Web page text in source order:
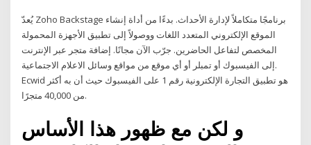
يُعدّ Zoho Backstage برنامجًا متكاملاً لإدارة الأحداث. بدءًا من أداة إنشاء
الموقع الإلكتروني المتعدد اللغات ووصولاً إلى تطبيق الأجهزة المحمولة
المخصص لتفاعل الحاضرين. جرّب الآن مجانًا. إضافة متجر عبر الإنترنت
إلى الفيسبوك أو تمبلر أو أي موقع من مواقع وسائل الاعلام الاجتماعية.
Ecwid هو تطبيق التجارة الإلكترونية رقم 1 على الفيسبوك حيث أن به أكثر
من 40,000 متجرًا.
و لكن مع ظهور هذا الأساس